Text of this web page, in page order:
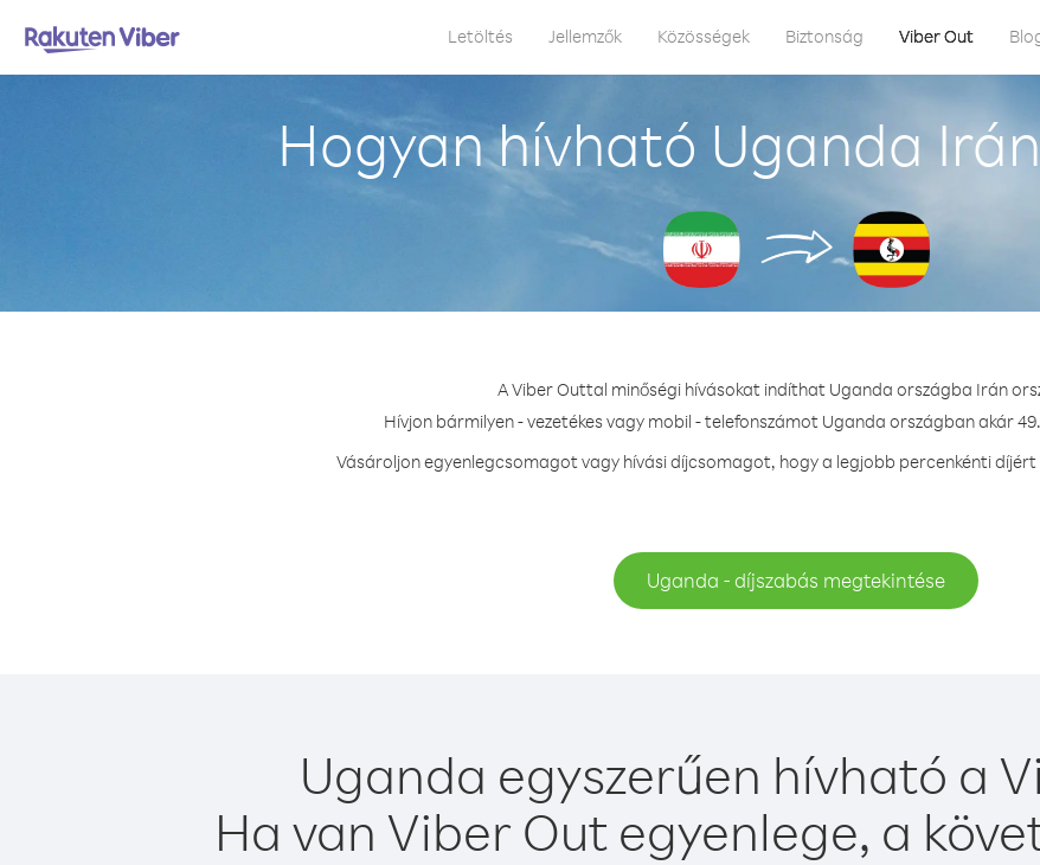
Letöltés Jellemzők Közösségek Biztonság Viber Out
Hogyan hívható Uganda
A Viber Outtal minőségi hívásokat indíthat Uganda országba Irán
Hívjon bármilyen - vezetékes vagy mobil - telefonszámot Uganda országban akár
Vásároljon egyenlegcsomagot vagy hívási díjcsomagot, hogy a legjobb percenkénti
Uganda - díjszabás megtekintése
Uganda egyszerűen hívható a
Ha van Viber Out egyenlege, a